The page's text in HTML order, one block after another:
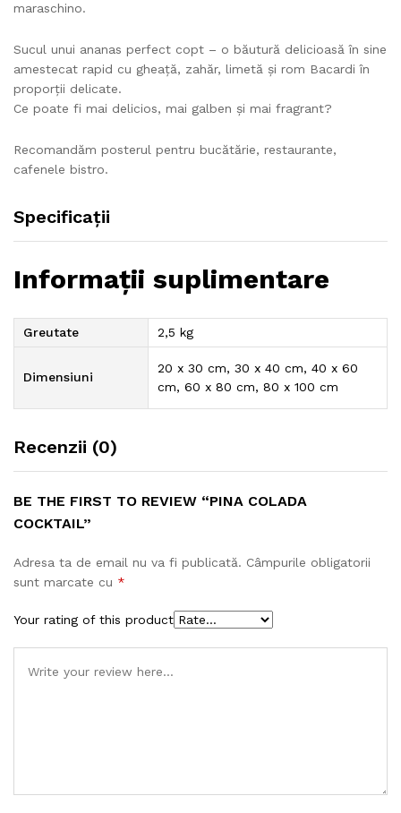
maraschino.
Sucul unui ananas perfect copt – o băutură delicioasă în sine
amestecat rapid cu gheață, zahăr, limetă și rom Bacardi în
proporții delicate.
Ce poate fi mai delicios, mai galben și mai fragrant?
Recomandăm posterul pentru bucătărie, restaurante,
cafenele bistro.
Specificații
Informații suplimentare
Greutate 2,5 kg
Dimensiuni
20 x 30 cm, 30 x 40 cm, 40 x 60
cm, 60 x 80 cm, 80 x 100 cm
Recenzii (0)
BE THE FIRST TO REVIEW “PINA COLADA
COCKTAIL”
Adresa ta de email nu va fi publicată. Câmpurile obligatorii
sunt marcate cu *
Your rating of this product